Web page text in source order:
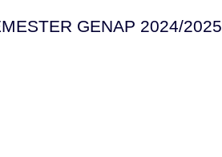
GENAP 2024/2025